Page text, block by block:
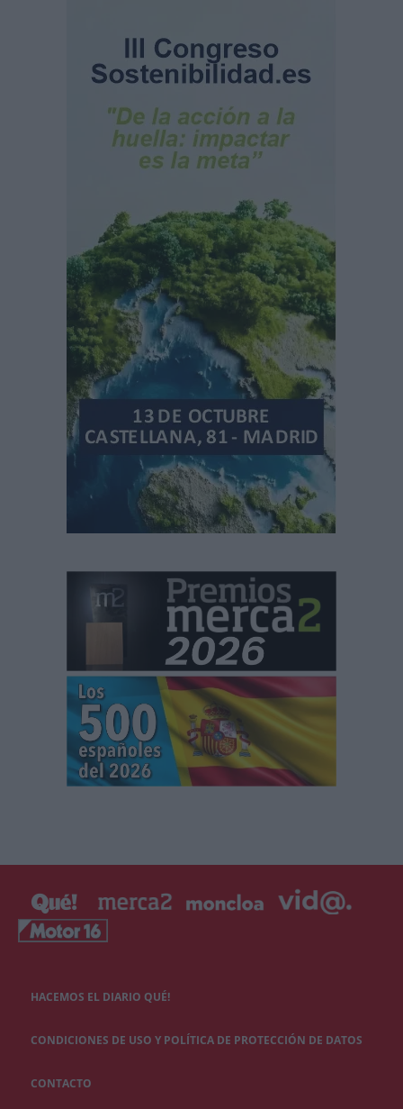
HACEMOS EL DIARIO QUÉ!
CONDICIONES DE USO Y POLÍTICA DE PROTECCIÓN DE DATOS
CONTACTO